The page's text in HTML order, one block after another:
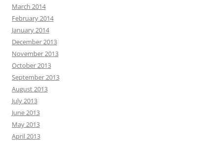
March 2014
February 2014
January 2014
December 2013
November 2013
October 2013
September 2013
August 2013
July 2013
June 2013
May 2013
April 2013